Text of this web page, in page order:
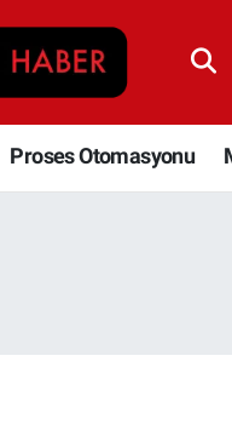
Proses Otomasyonu